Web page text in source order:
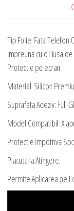
Hydrogel
Tip Folie: Fata Telefon
impreuna cu o Husa
Protectie pe ecran.
Material: Silicon
Suprafata Adeziv: Full
Model Compatibil:
Protectie Impotriva
Placuta la Atingere.
Permite Aplicarea pe